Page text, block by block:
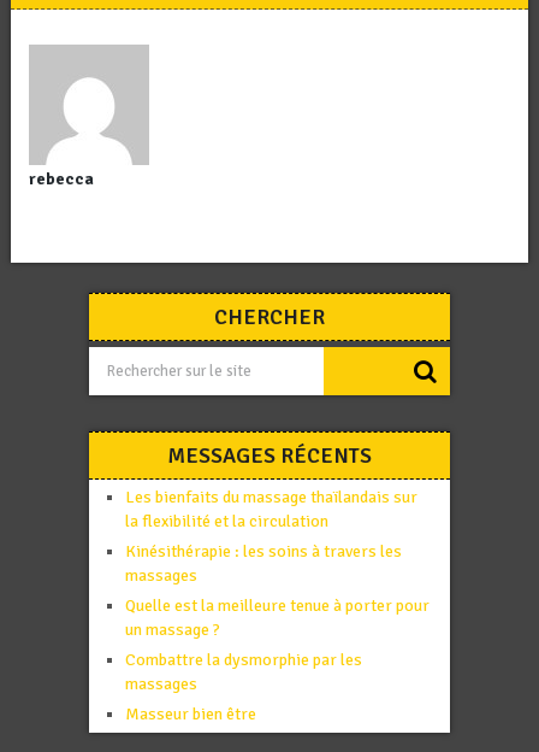
rebecca
CHERCHER
MESSAGES RÉCENTS
Les bienfaits du massage thaïlandais sur
la flexibilité et la circulation
Kinésithérapie : les soins à travers les
massages
Quelle est la meilleure tenue à porter pour
un massage ?
Combattre la dysmorphie par les
massages
Masseur bien être